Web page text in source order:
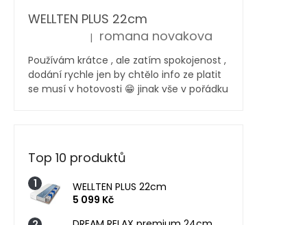
WELLTEN PLUS 22cm
Hodnocení produktu je 5 z 5 hvězdiček.
| romana novakova
Používám krátce , ale zatím spokojenost ,
dodání rychle jen by chtělo info ze platit
se musí v hotovosti 😁 jinak vše v pořádku
Top 10 produktů
WELLTEN PLUS 22cm
5 099 Kč